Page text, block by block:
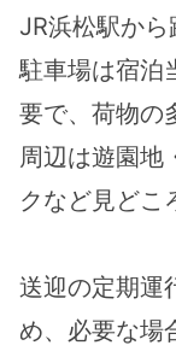
JR浜松駅か
駐車場は宿泊
要で、荷物の
周辺は遊園地
クなど見どこ
送迎の定期運
め、必要な場